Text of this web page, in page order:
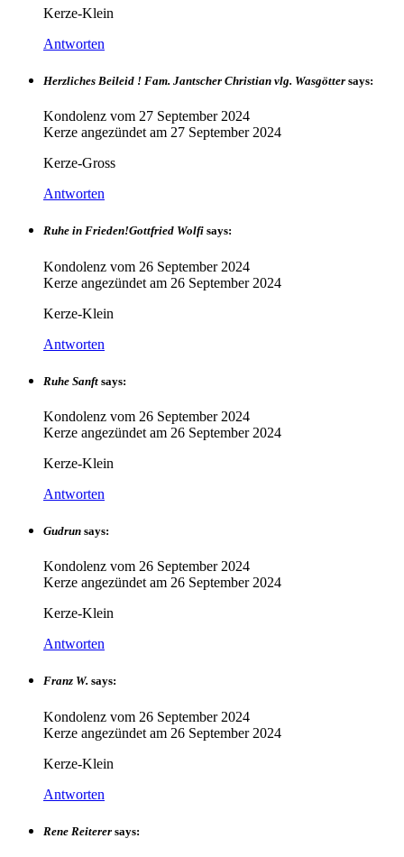
Kerze-Klein
Antworten
Herzliches Beileid ! Fam. Jantscher Christian vlg. Wasgötter says:
Kondolenz vom 27 September 2024
Kerze angezündet am 27 September 2024
Kerze-Gross
Antworten
Ruhe in Frieden!Gottfried Wolfi says:
Kondolenz vom 26 September 2024
Kerze angezündet am 26 September 2024
Kerze-Klein
Antworten
Ruhe Sanft says:
Kondolenz vom 26 September 2024
Kerze angezündet am 26 September 2024
Kerze-Klein
Antworten
Gudrun says:
Kondolenz vom 26 September 2024
Kerze angezündet am 26 September 2024
Kerze-Klein
Antworten
Franz W. says:
Kondolenz vom 26 September 2024
Kerze angezündet am 26 September 2024
Kerze-Klein
Antworten
Rene Reiterer says: